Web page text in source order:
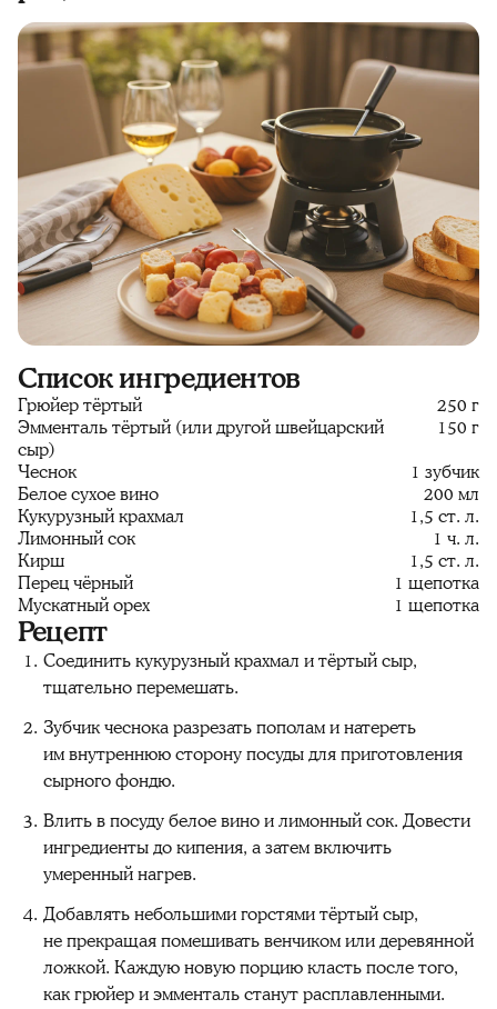
Список ингредиентов
Грюйер тёртый
250 г
Эмменталь тёртый (или другой швейцарский
сыр)
150 г
Чеснок
1 зубчик
Белое сухое вино
200 мл
Кукурузный крахмал
1,5 ст. л.
Лимонный сок
1 ч. л.
Кирш
1,5 ст. л.
Перец чёрный
1 щепотка
Мускатный орех
1 щепотка
Рецепт
Соединить кукурузный крахмал и тёртый сыр,
тщательно перемешать.
Зубчик чеснока разрезать пополам и натереть
им внутреннюю сторону посуды для приготовления
сырного фондю.
Влить в посуду белое вино и лимонный сок. Довести
ингредиенты до кипения, а затем включить
умеренный нагрев.
Добавлять небольшими горстями тёртый сыр,
не прекращая помешивать венчиком или деревянной
ложкой. Каждую новую порцию класть после того,
как грюйер и эмменталь станут расплавленными.